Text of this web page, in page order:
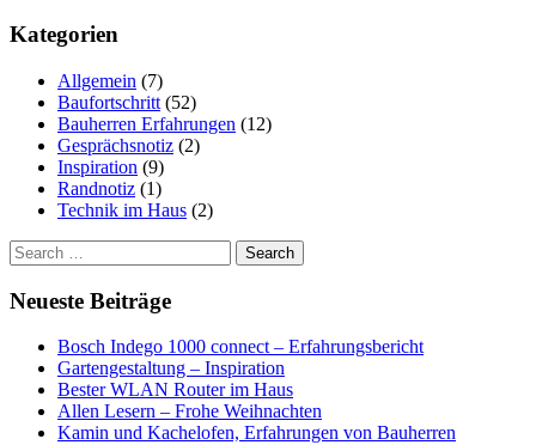
Kategorien
Allgemein (7)
Baufortschritt (52)
Bauherren Erfahrungen (12)
Gesprächsnotiz (2)
Inspiration (9)
Randnotiz (1)
Technik im Haus (2)
Search
for:
Neueste Beiträge
Bosch Indego 1000 connect – Erfahrungsbericht
Gartengestaltung – Inspiration
Bester WLAN Router im Haus
Allen Lesern – Frohe Weihnachten
Kamin und Kachelofen, Erfahrungen von Bauherren